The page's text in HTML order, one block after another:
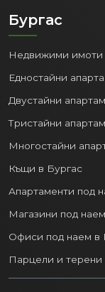
Бургас
Недвижими имоти
Едностайни
Двустайни
Тристайни
Многостайни
Къщи в Бургас
Апартаменти под
Магазини под
Офиси под наем в
Парцели и терени